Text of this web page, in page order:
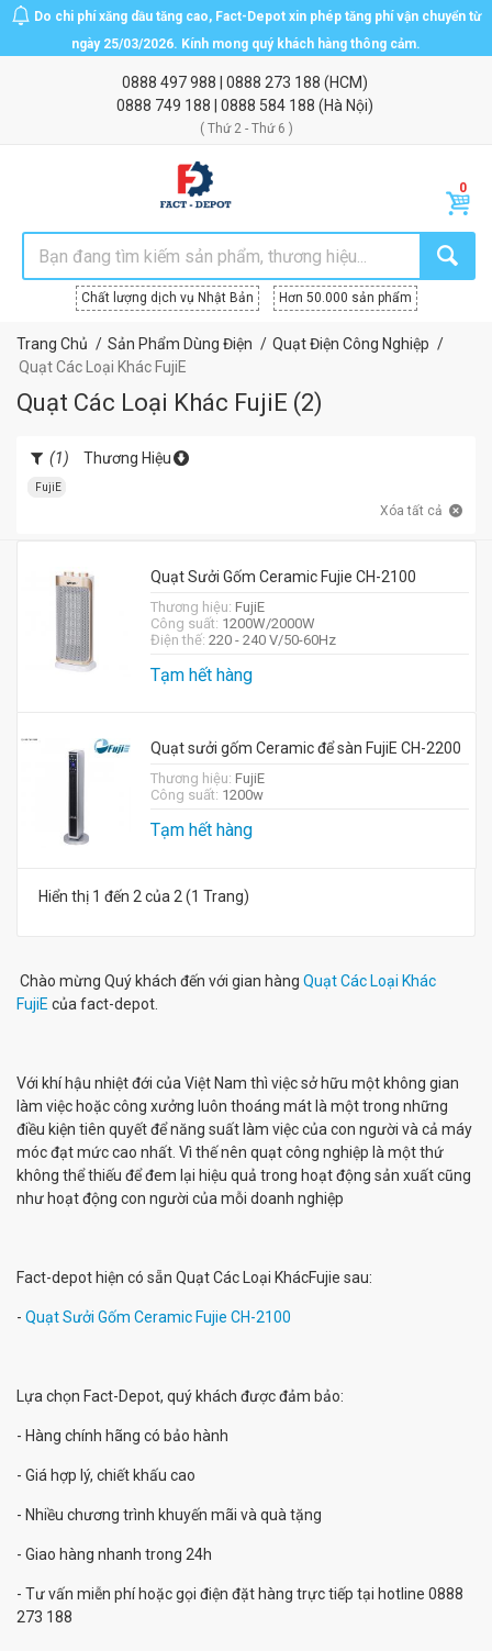
Do chi phí xăng dầu tăng cao, Fact-Depot xin phép tăng phí vận chuyển từ
ngày 25/03/2026. Kính mong quý khách hàng thông cảm.
0888 497 988 0888 273 188 (HCM)
0888 749 188
0888 584 188 (Hà Nội)
( Thứ 2 - Thứ 6 )
Chất lượng dịch vụ Nhật Bản Hơn 50.000 sản phẩm
Trang Chủ Sản Phẩm Dùng Điện
Quạt Điện Công Nghiệp
Quạt Các Loại Khác FujiE
Quạt Các Loại Khác FujiE (2)
(1) Thương Hiệu
FujiE
Xóa tất cả
Quạt Sưởi Gốm Ceramic Fujie CH-2100
Thương hiệu: FujiE
Công suất: 1200W/2000W
Điện thế: 220 - 240 V/50-60Hz
Tạm hết hàng
Quạt sưởi gốm Ceramic để sàn FujiE CH-2200
Thương hiệu: FujiE
Công suất: 1200w
Tạm hết hàng
Hiển thị 1 đến 2 của 2 (1 Trang)
Chào mừng Quý khách đến với gian hàng Quạt Các Loại Khác
FujiE của fact-depot.
Với khí hậu nhiệt đới của Việt Nam thì việc sở hữu một không gian
làm việc hoặc công xưởng luôn thoáng mát là một trong những
điều kiện tiên quyết để năng suất làm việc của con người và cả máy
móc đạt mức cao nhất. Vì thế nên quạt công nghiệp là một thứ
không thể thiếu để đem lại hiệu quả trong hoạt động sản xuất cũng
như hoạt động con người của mỗi doanh nghiệp
Fact-depot hiện có sẵn Quạt Các Loại KhácFujie sau:
- Quạt Sưởi Gốm Ceramic Fujie CH-2100
Lựa chọn Fact-Depot, quý khách được đảm bảo:
- Hàng chính hãng có bảo hành
- Giá hợp lý, chiết khấu cao
- Nhiều chương trình khuyến mãi và quà tặng
- Giao hàng nhanh trong 24h
- Tư vấn miễn phí hoặc gọi điện đặt hàng trực tiếp tại hotline 0888
273 188